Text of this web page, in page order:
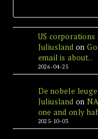
US
Juliusland on
email is about..
2026-04-25
De nobele
Juliusland on
one and only
2025-10-03